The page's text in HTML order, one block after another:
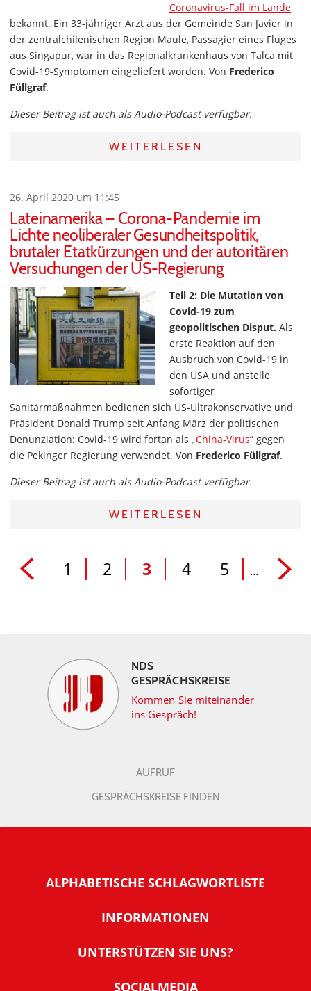
Coronavirus-Fall im Lande
bekannt. Ein 33-jähriger Arzt aus der Gemeinde San Javier in
der zentralchilenischen Region Maule, Passagier eines Fluges
aus Singapur, war in das Regionalkrankenhaus von Talca mit
Covid-19-Symptomen eingeliefert worden. Von Frederico
Füllgraf.
Dieser Beitrag ist auch als Audio-Podcast verfügbar.
WEITERLESEN
26. April 2020 um 11:45
Lateinamerika – Corona-Pandemie im
Lichte neoliberaler Gesundheitspolitik,
brutaler Etatkürzungen und der autoritären
Versuchungen der US-Regierung
Teil 2: Die Mutation von
Covid-19 zum
geopolitischen Disput. Als
erste Reaktion auf den
Ausbruch von Covid-19 in
den USA und anstelle
sofortiger
Sanitärmaßnahmen bedienen sich US-Ultrakonservative und
Präsident Donald Trump seit Anfang März der politischen
Denunziation: Covid-19 wird fortan als „China-Virus” gegen
die Pekinger Regierung verwendet. Von Frederico Füllgraf.
Dieser Beitrag ist auch als Audio-Podcast verfügbar.
WEITERLESEN
1 2 3 4 5 ...
NDS
GESPRÄCHSKREISE
Kommen Sie miteinander
ins Gespräch!
AUFRUF
GESPRÄCHSKREISE FINDEN
ALPHABETISCHE SCHLAGWORTLISTE
INFORMATIONEN
Warum NachDenkSeiten
UNTERSTÜTZEN SIE UNS?
SOCIALMEDIA